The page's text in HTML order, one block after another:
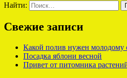
Найти:
Свежие записи
Какой полив нужен молодому
Посадка яблони весной
Привет от питомника